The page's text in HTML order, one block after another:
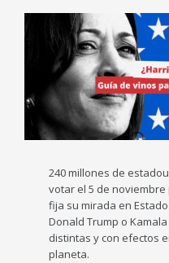
Larger
Image
240 millones de
votar el 5 de
fija su mirada en
Donald Trump o
distintas y con efectos
planeta.